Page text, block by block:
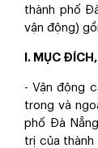
thành phố
vận động)
I. MỤC
- Vận động
trong và
phố Đà
trị của thành